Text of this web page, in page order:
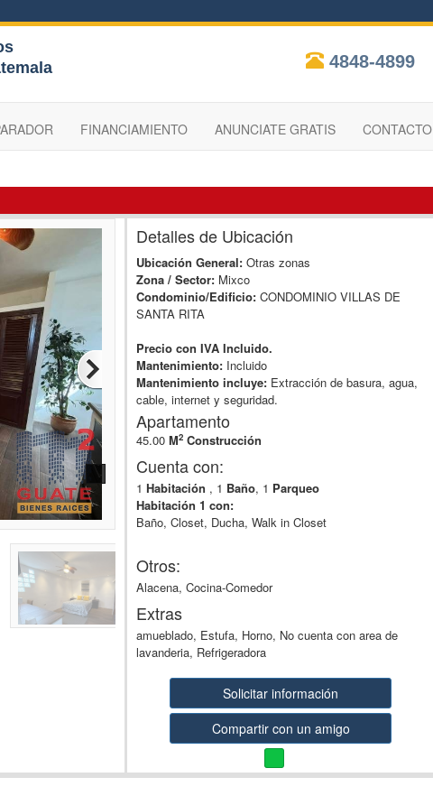
4848-4899
FINANCIAMIENTO ANUNCIATE GRATIS CONTACTO
Detalles de Ubicación
Ubicación General:Otras zonas
Zona / Sector: Mixco
Condominio/Edificio: CONDOMINIO VILLAS DE
SANTA RITA
Precio con IVA Incluido.
Mantenimiento: Incluido
Mantenimiento incluye: Extracción de basura, agua,
cable, internet y seguridad.
Apartamento
45.00 M2 Construcción
Cuenta con:
1 Habitación , 1 Baño, 1 Parqueo
Habitación 1 con:
Baño, Closet, Ducha, Walk in Closet
Otros:
Alacena, Cocina-Comedor
Extras
amueblado, Estufa, Horno, No cuenta con area de
lavanderia, Refrigeradora
Solicitar información
Compartir con un amigo